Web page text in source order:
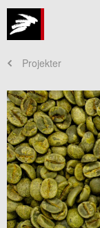
Projekter